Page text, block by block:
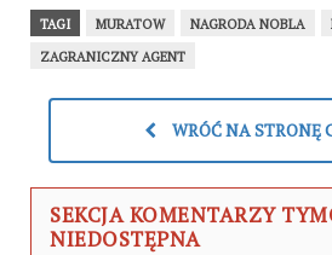
TAGI MURATOW NAGRODA NOBLA
ZAGRANICZNY AGENT
WRÓĆ NA STRONĘ
SEKCJA KOMENTARZY
NIEDOSTĘPNA